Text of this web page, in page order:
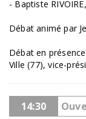
- Baptiste
Débat animé par
Débat en
Ville (77), vice-
14:30